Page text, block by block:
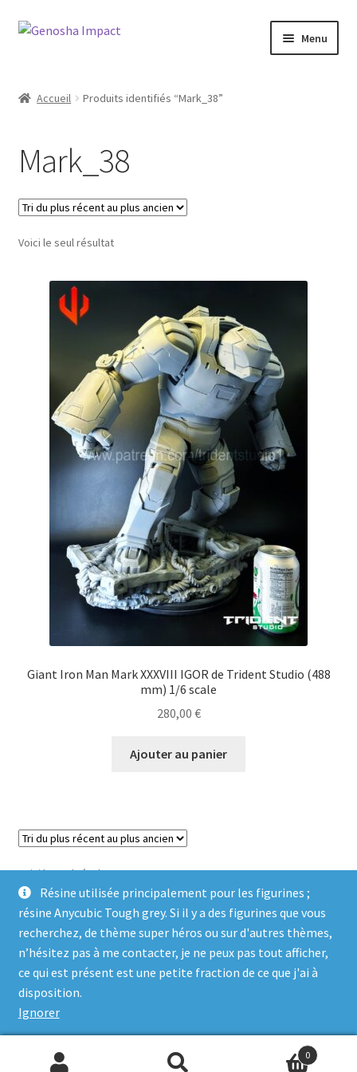
Résine utilisée principalement pour les figurines ;
résine Anycubic Tough grey. Si il y a des figurines que vous
recherchez, de thème super héros ou sur d'autres thèmes,
n’hésitez pas à me contacter, je ne peux pas tout afficher,
ce qui est présent est une petite fraction de ce que j'ai à
disposition.
Ignorer
Aller
navigation
Aller
Menu
Checkout
My account
Shop
Wishlist
Accueil Produits identifiés “Mark_38”
Mark_38
Voici le seul résultat
Giant Iron Man Mark XXXVIII IGOR de Trident Studio (488
mm) 1/6 scale
280,00 €
Ajouter au panier
Voici le seul résultat
© Genosha Impact 2026
Built with WooCommerce
0